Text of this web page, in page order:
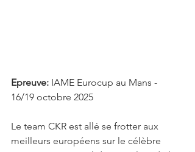
Epreuve: IAME Eurocup au Mans -
16/19 octobre 2025
Le team CKR est allé se frotter aux
meilleurs européens sur le célèbre